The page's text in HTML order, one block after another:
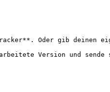
Oder gib deinen
Version und sende